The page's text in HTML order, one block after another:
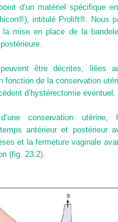
d’un matériel spécifique
intitulé Prolift®. Nous
mise en place de la
être décrites, liées
fonction de la conservation
d’hystérectomie éventuel.
conservation utérine,
antérieur et postérieur
et la fermeture vaginale
(fig. 23.2).